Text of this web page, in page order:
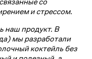
и стрессом.
наш продукт. В
мы разработали
коктейль без